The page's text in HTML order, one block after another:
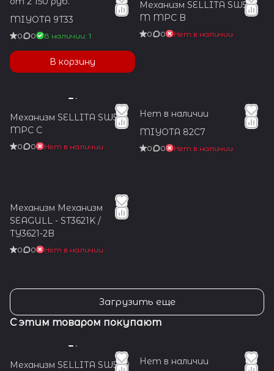
MIYOTA 9T33
0 0 В наличии: 1
В корзину
Механизм SELLITA SW510
M MPC B
0 0 Нет в наличии
Механизм SELLITA SW510
MPC C
0 0 Нет в наличии
Нет в наличии
MIYOTA 82C7
0 0 Нет в наличии
Механизм Механизм
SEAGULL - ST3621K /
TY3621-2B
0 0 Нет в наличии
Загрузить еще
С этим товаром покупают
Механизм SELLITA SW500
Нет в наличии